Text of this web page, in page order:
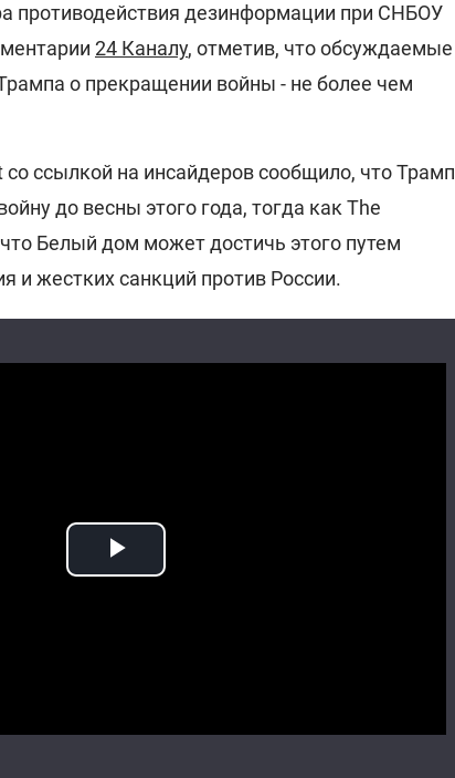
противодействия дезинформации при СНБОУ
24 Каналу, отметив, что обсуждаемые
о прекращении войны - не более чем
ссылкой на инсайдеров сообщило, что Трамп
до весны этого года, тогда как The
Белый дом может достичь этого путем
и жестких санкций против России.